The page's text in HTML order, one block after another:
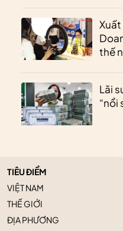
thế
Lãi
“nổi
TIÊU ĐIỂM
VIỆT NAM
THẾ GIỚI
ĐỊA PHƯƠNG